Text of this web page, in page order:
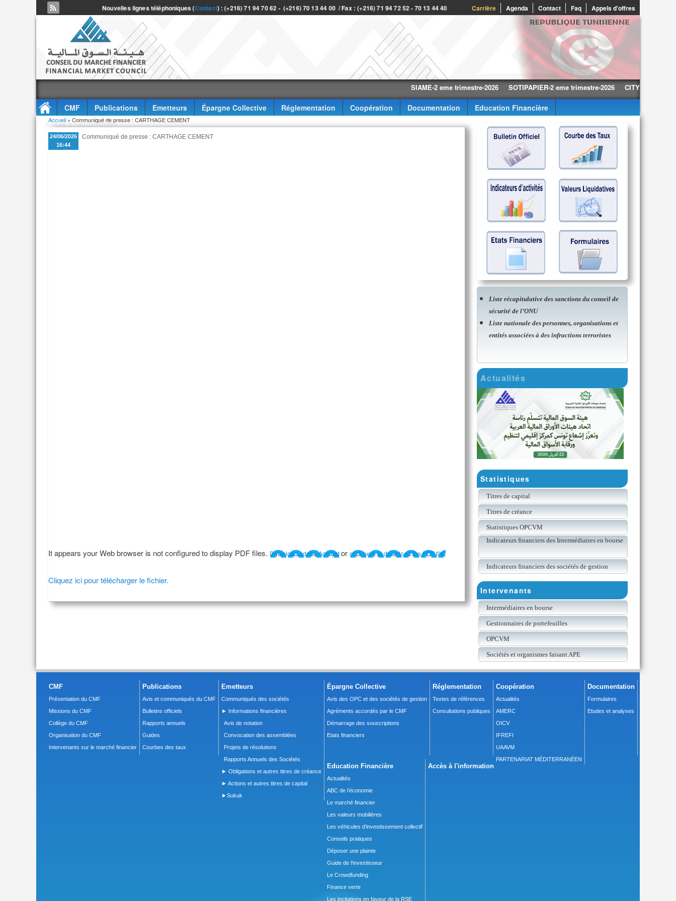
Carrière Agenda Contact Faq Appels d'offres
Nouvelles lignes téléphoniques (Contact) : (+216) 71 94 70 62 - (+216) 70 13 44 00 / Fax : (+216) 71 94 72 52 - 70 13 44 40
SIAME-2 eme trimestre-2026 SOTIPAPIER-2 eme trimestre-2026 CITY CARS-2 eme
CMF Publications Emetteurs Épargne Collective Réglementation Coopération Documentation
Education Financière
Accès à l'information
Vous êtes ici
Accueil » Communiqué de presse : CARTHAGE CEMENT
24/06/2026
16:44
Communiqué de presse : CARTHAGE CEMENT
It appears your Web browser is not configured to display PDF files. Download adobe Acrobator click here to download the PDF file.
Cliquez ici pour télécharger le fichier.
Liste récapitulative des sanctions du conseil de
sécurité de l’ONU
Liste nationale des personnes, organisations et
entités associées à des infractions terroristes
Actualités
Statistiques
Titres de capital
Titres de créance
Statistiques OPCVM
Indicateurs financiers des Intermédiaires en bourse
Indicateurs financiers des sociétés de gestion
Intervenants
Intermédiaires en bourse
Gestionnaires de portefeuilles
OPCVM
Sociétés et organismes faisant APE
CMF
Présentation du CMF
Missions du CMF
Collège du CMF
Organisation du CMF
Intervenants sur le marché financier
Publications
Avis et communiqués du CMF
Bulletins officiels
Rapports annuels
Guides
Courbes des taux
Emetteurs
Communiqués des sociétés
► Informations financières
Avis de notation
Convocation des assemblées
Projets de résolutions
Rapports Annuels des Sociétés
► Obligations et autres titres de créance
► Actions et autres titres de capital
►Sukuk
Épargne Collective
Avis des OPC et des sociétés de gestion
Agréments accordés par le CMF
Démarrage des souscriptions
Etats financiers
Réglementation
Textes de références
Consultations publiques
Coopération
Actualités
AMERC
OICV
IFREFI
UAAVM
PARTENARIAT MÉDITERRANÉEN
Documentation
Formulaires
Etudes et analyses
Education Financière
Actualités
ABC de l’économie
Le marché financier
Les valeurs mobilières
Les véhicules d’investissement collectif
Conseils pratiques
Déposer une plainte
Guide de l’investisseur
Le Crowdfunding
Finance verte
Les incitations en faveur de la RSE
Accès à l'information